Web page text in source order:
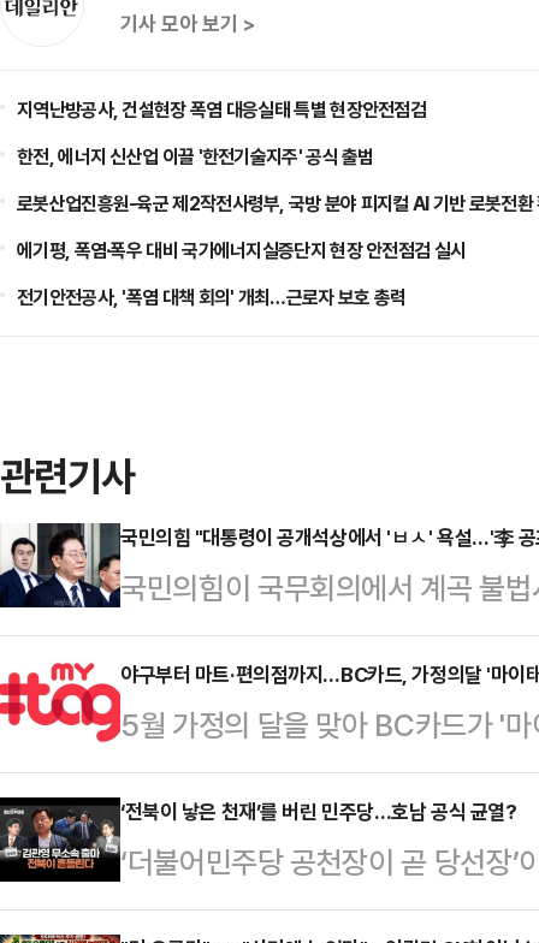
기사 모아 보기 >
지역난방공사, 건설현장 폭염 대응실태 특별 현장안전점검
한전, 에너지 신산업 이끌 '한전기술지주' 공식 출범
로봇산업진흥원-육군 제2작전사령부, 국방 분야 피지컬 AI 기반 로봇전환
에기평, 폭염·폭우 대비 국가에너지실증단지 현장 안전점검 실시
전기안전공사, '폭염 대책 회의' 개최…근로자 보호 총력
관련기사
국민의힘 "대통령이 공개석상에서 'ㅂㅅ' 욕설…'李
국민의힘이 국무회의에서 계곡 불
히 넘어가면 고마워하는 것이 아니
발언한 이재명 대통령을 향해 "온
직접 욕설을 연상시키는 비속어를
악을 금치 못하고 있다"고 지적했
을 내어 "이재명 대통령이 국무회
당히 하면 뒤에서 비읍시옷 욕한다'
설'의 재현에 절망한다"…
야구부터 마트·편의점까지…BC카드, 가정의달 '마이
5월 가정의 달을 맞아 BC카드가 '
다고 7일 밝혔다.프로야구 티켓 할
선택할 수 있는 혜택도 각양각색이
서 고객이 원하는 혜택을 선택하고
혜택을 제공하는 서비스다.이벤트
‘전북이 낳은 천재’를 버린 민주당…호남 공식 균열?
‘더불어민주당 공천장이 곧 당선장
리기사비 명목의 현금 살포 의혹으